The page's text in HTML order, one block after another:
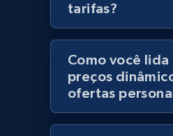
Category id, Product id,
Currency, Colour code,
1.2K+ 208+
tarifas?
Como você lida
preços
ofertas